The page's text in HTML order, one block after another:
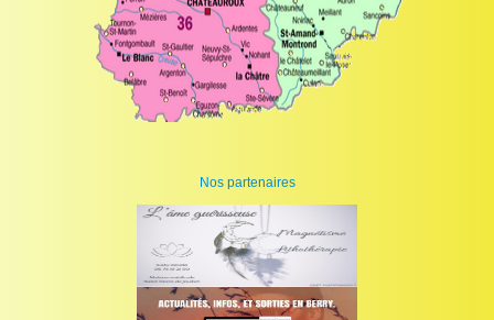
Nos partenaires